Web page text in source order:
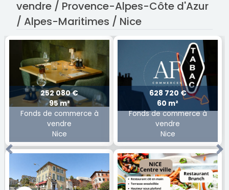
vendre / Provence-Alpes-Côte d'Azur
/ Alpes-Maritimes / Nice
252 080 €
95 m²
Fonds de commerce à
vendre
Nice
628 720 €
60 m²
Fonds de commerce à
vendre
Nice
Previous